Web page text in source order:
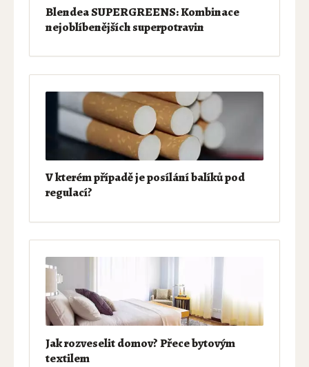
Blendea SUPERGREENS: Kombinace
nejoblíbenějších superpotravin
V kterém případě je posílání balíků pod
regulací?
Jak rozveselit domov? Přece bytovým
textilem